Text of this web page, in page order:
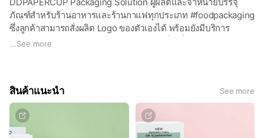
ภัณฑ์สำหรับร้านอาหารและร้านกาแฟทุกประเภท #foodpackaging
ซึ่งลูกค้าสามารถสั่งผลิต Logo ของตัวเองได้ พร้อมยังมีบริการ
ออกแบบ และจัดส่งสินค้าครบวงจร เสมือนเป็นเพื่อนคู่คิดให้ลูกค้าได้
สินค้ามีให้เลือกเยอะมาก ช้อปออนไลน์ได้ที่ LINEMYSHOP
สอบถามข้อมูลเพิ่มเติม ทัก Line ได้เลยค่ะ น้อง Admin พร้อมให้
บริการ หรือโทรสอบถามข้อมูลเพิ่มเติม 080-8128181 / 02-
...See more
สินค้าแนะนำ See more